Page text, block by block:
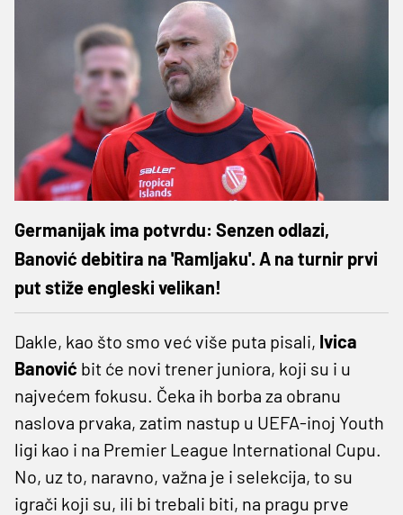
Germanijak ima potvrdu: Senzen odlazi,
Banović debitira na 'Ramljaku'. A na turnir prvi
put stiže engleski velikan!
Dakle, kao što smo već više puta pisali, Ivica
Banović bit će novi trener juniora, koji su i u
najvećem fokusu. Čeka ih borba za obranu
naslova prvaka, zatim nastup u UEFA-inoj Youth
ligi kao i na Premier League International Cupu.
No, uz to, naravno, važna je i selekcija, to su
igrači koji su, ili bi trebali biti, na pragu prve